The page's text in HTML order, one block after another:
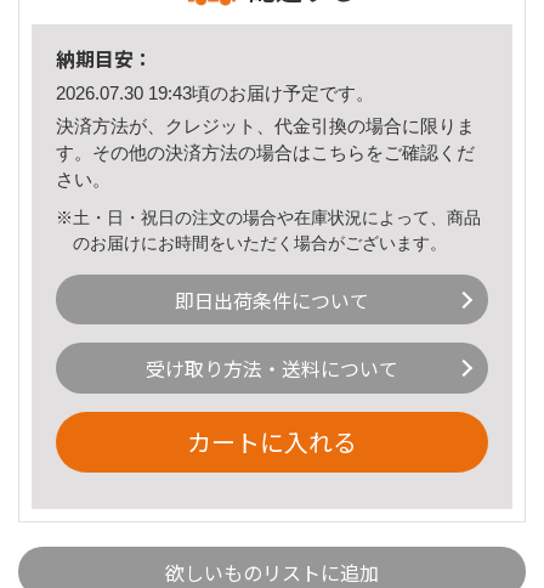
納期目安：
2026.07.30 19:43頃のお届け予定です。
決済方法が、クレジット、代金引換の場合に限りま
す。その他の決済方法の場合はこちら をご確認くだ
さい。
※土・日・祝日の注文の場合や在庫状況によって、商品
のお届けにお時間をいただく場合がございます。
即日出荷条件について
受け取り方法・送料について
カートに入れる
欲しいものリストに追加